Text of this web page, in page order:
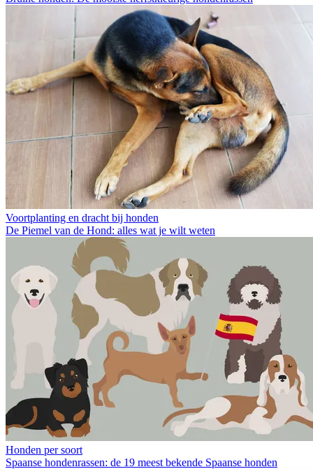
Voortplanting en dracht bij honden
De Piemel van de Hond: alles wat je wilt weten
Honden per soort
Spaanse hondenrassen: de 19 meest bekende Spaanse honden